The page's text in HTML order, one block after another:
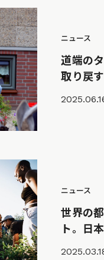
ニュース
道端の
取り戻
ニュース
世界の
ト。日